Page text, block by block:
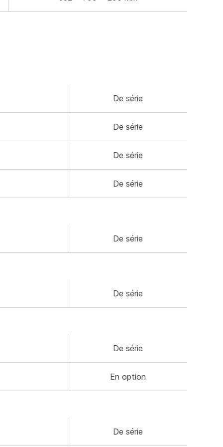
De série
De série
De série
De série
De série
De série
De série
En option
De série